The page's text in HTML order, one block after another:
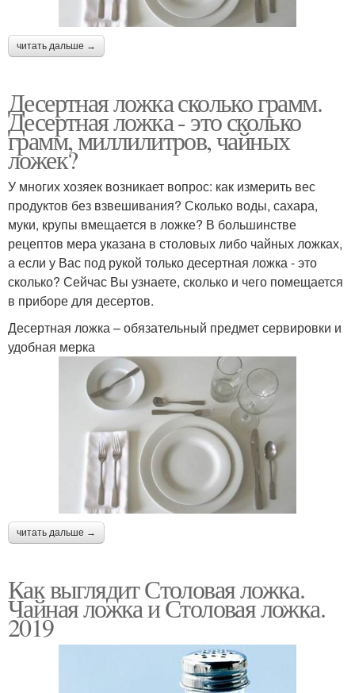
читать дальше →
Десертная ложка сколько грамм.
Десертная ложка - это сколько
грамм, миллилитров, чайных
ложек?
У многих хозяек возникает вопрос: как измерить вес
продуктов без взвешивания? Сколько воды, сахара,
муки, крупы вмещается в ложке? В большинстве
рецептов мера указана в столовых либо чайных ложках,
а если у Вас под рукой только десертная ложка - это
сколько? Сейчас Вы узнаете, сколько и чего помещается
в приборе для десертов.
Десертная ложка – обязательный предмет сервировки и
удобная мерка
читать дальше →
Как выглядит Столовая ложка.
Чайная ложка и Столовая ложка.
2019